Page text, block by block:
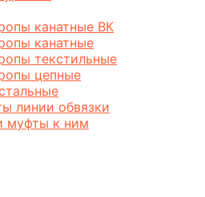
канатные ВК
канатные
текстильные
цепные
линии обвязки
муфты к ним